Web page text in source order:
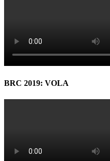
BRC 2019: VOLA